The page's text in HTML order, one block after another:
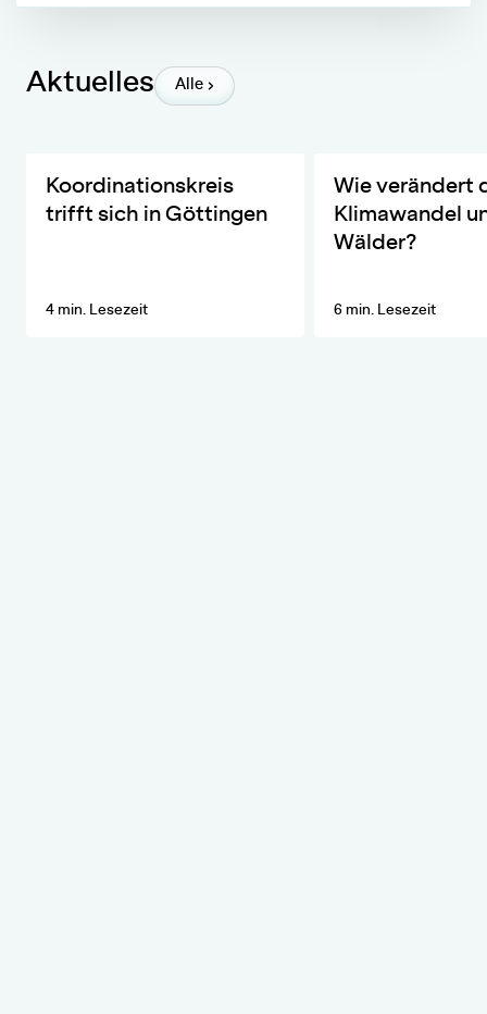
Aktuelles Alle
Koordinationskreis
trifft sich in Göttingen
DIVERSA lädt das Netzwerk zur Exkursion in den Wald ein
4 min. Lesezeit
Wie verändert
Klimawandel
Wälder?
Interaktive Stationen
6 min. Lesezeit